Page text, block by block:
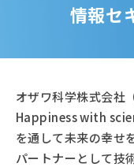
環境/CSR活動
ニュース News
情報セ
オザワ科学株式会社
Happiness with
を通して未来の幸せ
パートナーとして技